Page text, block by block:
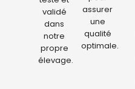
validé
dans
notre
propre
élevage.
assurer
une
qualité
optimale.